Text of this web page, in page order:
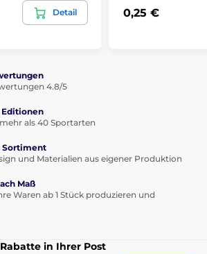
Detail 0,25 €
4.8/5
Editionen
als 40 Sportarten
Sortiment
und Materialien aus eigener Produktion
Maß
Waren ab 1 Stück produzieren und
in Ihrer Post